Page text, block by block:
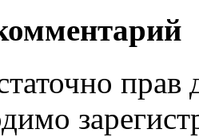
прав